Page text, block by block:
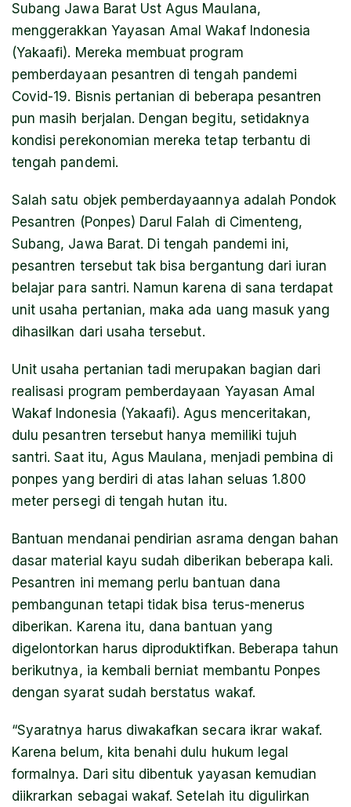
Subang Jawa Barat Ust Agus Maulana,
menggerakkan Yayasan Amal Wakaf Indonesia
(Yakaafi). Mereka membuat program
pemberdayaan pesantren di tengah pandemi
Covid-19. Bisnis pertanian di beberapa pesantren
pun masih berjalan. Dengan begitu, setidaknya
kondisi perekonomian mereka tetap terbantu di
tengah pandemi.
Salah satu objek pemberdayaannya adalah Pondok
Pesantren (Ponpes) Darul Falah di Cimenteng,
Subang, Jawa Barat. Di tengah pandemi ini,
pesantren tersebut tak bisa bergantung dari iuran
belajar para santri. Namun karena di sana terdapat
unit usaha pertanian, maka ada uang masuk yang
dihasilkan dari usaha tersebut.
Unit usaha pertanian tadi merupakan bagian dari
realisasi program pemberdayaan Yayasan Amal
Wakaf Indonesia (Yakaafi). Agus menceritakan,
dulu pesantren tersebut hanya memiliki tujuh
santri. Saat itu, Agus Maulana, menjadi pembina di
ponpes yang berdiri di atas lahan seluas 1.800
meter persegi di tengah hutan itu.
Bantuan mendanai pendirian asrama dengan bahan
dasar material kayu sudah diberikan beberapa kali.
Pesantren ini memang perlu bantuan dana
pembangunan tetapi tidak bisa terus-menerus
diberikan. Karena itu, dana bantuan yang
digelontorkan harus diproduktifkan. Beberapa tahun
berikutnya, ia kembali berniat membantu Ponpes
dengan syarat sudah berstatus wakaf.
“Syaratnya harus diwakafkan secara ikrar wakaf.
Karena belum, kita benahi dulu hukum legal
formalnya. Dari situ dibentuk yayasan kemudian
diikrarkan sebagai wakaf. Setelah itu digulirkan